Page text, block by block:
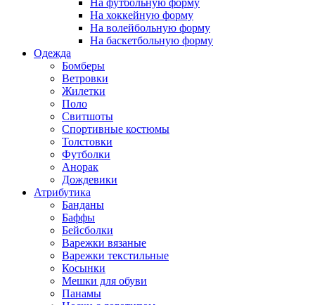
На футбольную форму
На хоккейную форму
На волейбольную форму
На баскетбольную форму
Одежда
Бомберы
Ветровки
Жилетки
Поло
Свитшоты
Спортивные костюмы
Толстовки
Футболки
Анорак
Дождевики
Атрибутика
Банданы
Баффы
Бейсболки
Варежки вязаные
Варежки текстильные
Косынки
Мешки для обуви
Панамы